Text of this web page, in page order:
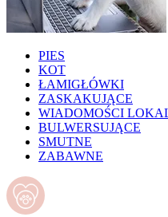
PIES
KOT
ŁAMIGŁÓWKI
ZASKAKUJĄCE
WIADOMOŚCI
BULWERSUJĄCE
SMUTNE
ZABAWNE